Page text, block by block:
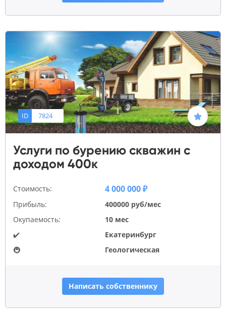
ID 7824
Услуги по бурению скважин с
доходом 400к
Стоимость: 4 000 000 ₽
Прибыль:
400000 руб/мес
Окупаемость:
10 мес
✔️
Екатеринбург
🚇
Геологическая
Написать собственнику